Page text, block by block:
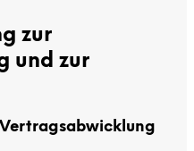
zur
und zur